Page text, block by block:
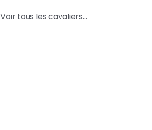
Voir tous les cavaliers…